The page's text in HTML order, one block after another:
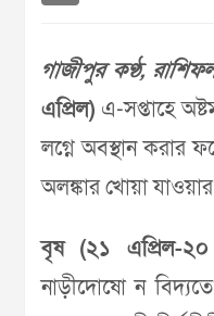
গাজীপুর কণ্ঠ,
এপ্রিল) এ-সপ্তাহে
লগ্নে অবস্থান করার
অলঙ্কার খোয়া যাওয়ার
বৃষ (২১ এপ্রিল-
নাড়ীদোষো ন